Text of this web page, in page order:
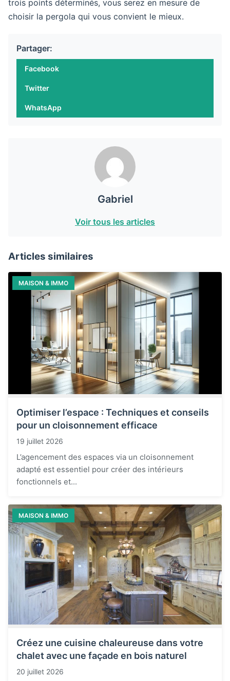
trois points déterminés, vous serez en mesure de
choisir la pergola qui vous convient le mieux.
Partager:
Facebook
Twitter
WhatsApp
Gabriel
Voir tous les articles
Articles similaires
MAISON & IMMO
Optimiser l’espace : Techniques et conseils
pour un cloisonnement efficace
19 juillet 2026
L’agencement des espaces via un cloisonnement
adapté est essentiel pour créer des intérieurs
fonctionnels et...
MAISON & IMMO
Créez une cuisine chaleureuse dans votre
chalet avec une façade en bois naturel
20 juillet 2026